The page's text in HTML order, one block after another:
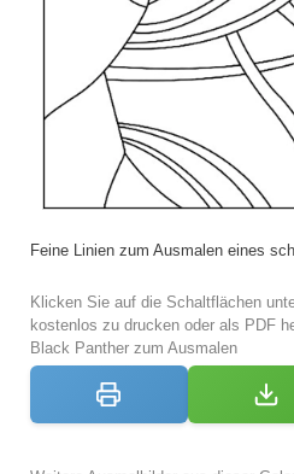
Feine Linien zum Ausmalen eines
Klicken Sie auf die Schaltflächen
kostenlos zu drucken oder als PDF
Black Panther zum Ausmalen